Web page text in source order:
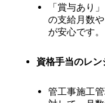
「賞与あり
の支給月数
が安心です。
資格手当のレン
管工事施工